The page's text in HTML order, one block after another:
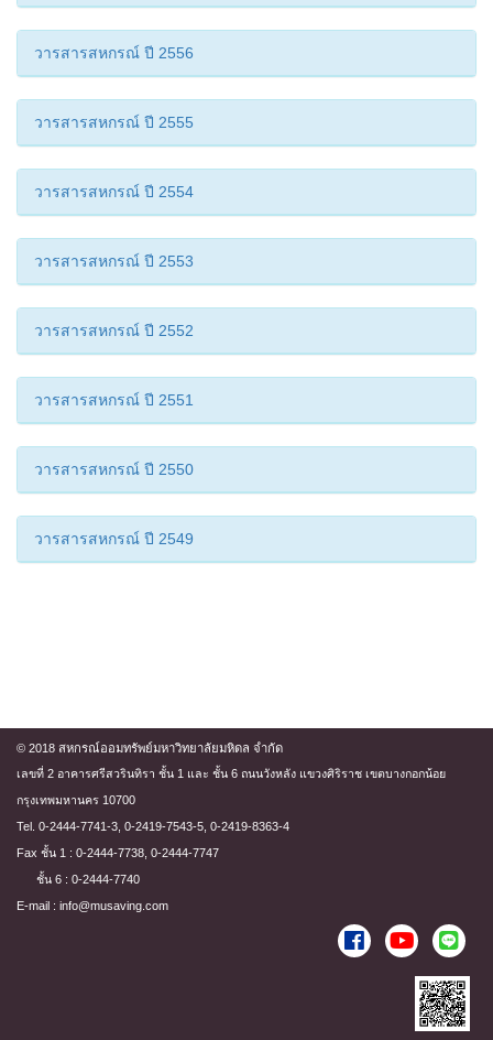
วารสารสหกรณ์ ปี 2556
วารสารสหกรณ์ ปี 2555
วารสารสหกรณ์ ปี 2554
วารสารสหกรณ์ ปี 2553
วารสารสหกรณ์ ปี 2552
วารสารสหกรณ์ ปี 2551
วารสารสหกรณ์ ปี 2550
วารสารสหกรณ์ ปี 2549
© 2018 สหกรณ์ออมทรัพย์มหาวิทยาลัยมหิดล จำกัด
เลขที่ 2 อาคารศรีสวรินทิรา ชั้น 1 และ ชั้น 6 ถนนวังหลัง แขวงศิริราช เขตบางกอกน้อย
กรุงเทพมหานคร 10700
Tel. 0-2444-7741-3, 0-2419-7543-5, 0-2419-8363-4
Fax ชั้น 1 : 0-2444-7738, 0-2444-7747
ชั้น 6 : 0-2444-7740
E-mail : info@musaving.com